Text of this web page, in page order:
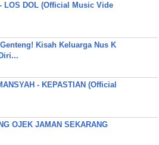
LOS DOL (Official Music Vide
Kisah Keluarga Nus K
- KEPASTIAN (Official
OJEK JAMAN SEKARANG